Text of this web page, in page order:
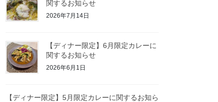
関するお知らせ
2026年7月14日
【ディナー限定】6月限定カレーに
関するお知らせ
2026年6月1日
【ディナー限定】5月限定カレーに関するお知ら